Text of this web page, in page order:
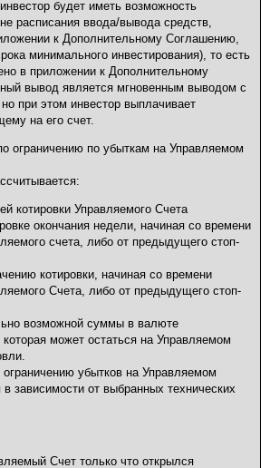
будет иметь возможность
расписания ввода/вывода средств,
к Дополнительному Соглашению,
минимального инвестирования), то есть
в приложении к Дополнительному
вывод является мгновенным выводом с
при этом инвестор выплачивает
на его счет.
ограничению по убыткам на Управляемом
котировки Управляемого Счета
окончания недели, начиная со времени
счета, либо от предыдущего стоп-
котировки, начиная со времени
Счета, либо от предыдущего стоп-
возможной суммы в валюте
может остаться на Управляемом
ограничению убытков на Управляемом
зависимости от выбранных технических
Счет только что открылся